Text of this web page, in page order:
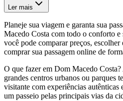
Ler mais
Planeje sua viagem e garanta sua
Macedo Costa com todo o conforto e
você pode comparar preços, escolher
comprar sua passagem online de
O que fazer em Dom Macedo
grandes centros urbanos ou parques
visitante com experiências
um passeio pelas principais vias da